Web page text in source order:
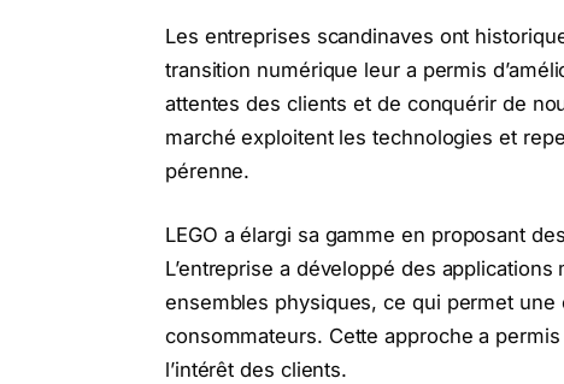
Les entreprises scandinaves ont
transition numérique leur a permis
attentes des clients et de conquérir de
marché exploitent les technologies et
pérenne.
LEGO a élargi sa gamme en proposant
L’entreprise a développé des
ensembles physiques, ce qui permet
consommateurs. Cette approche a
l’intérêt des clients.